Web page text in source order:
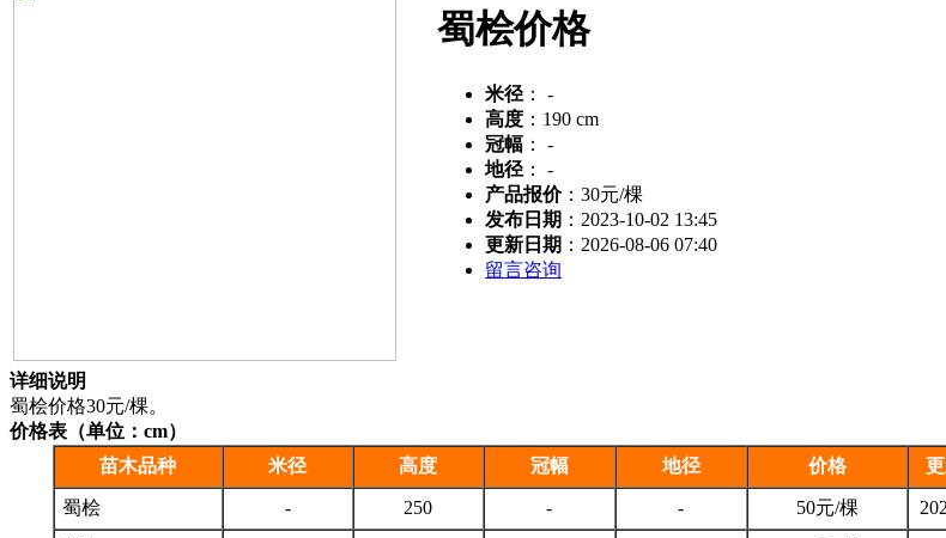
蜀桧价格
米径 ：
-
高度 ： 190 cm
冠幅 ：
-
地径 ：
-
产品报价： 30元/棵
发布日期 ：2023-10-02 13:45
更新日期 ：2026-08-06 07:40
留言咨询
详细说明
蜀桧价格30元/棵。
价格表（单位：cm）
苗木品种
米径 高度 冠幅 地径 价格
蜀桧 - 250 - - 50元/棵